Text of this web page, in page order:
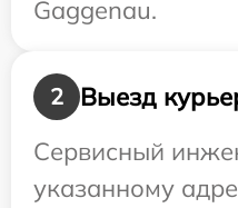
Gaggenau.
2
Выезд
Сервисный
указанному